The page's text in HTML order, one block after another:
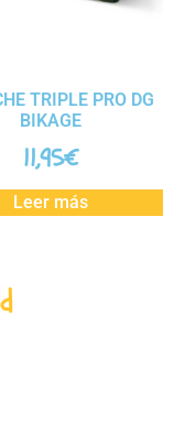
TRIPLE PRO DG
BIKAGE
11,95€
Leer más